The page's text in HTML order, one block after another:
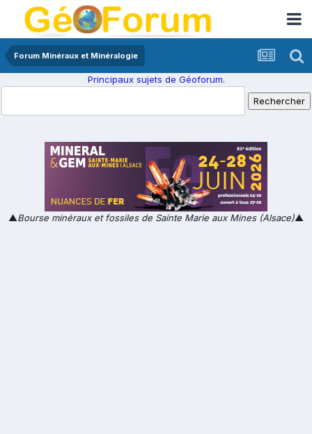
Forum Minéraux et Minéralogie
Principaux sujets de Géoforum.
▲Bourse minéraux et fossiles de Sainte Marie aux Mines (Alsace)▲